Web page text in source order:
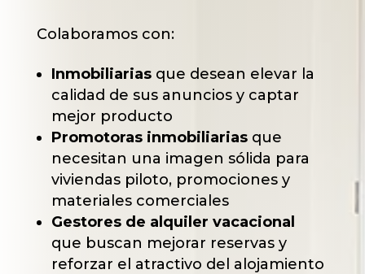
Colaboramos con:
Inmobiliariasque desean elevar la
calidad de sus anuncios y captar
mejor producto
Promotoras inmobiliariasque
necesitan una imagen sólida para
viviendas piloto, promociones y
materiales comerciales
Gestores de alquiler vacacional
que buscan mejorar reservas y
reforzar el atractivo del alojamiento